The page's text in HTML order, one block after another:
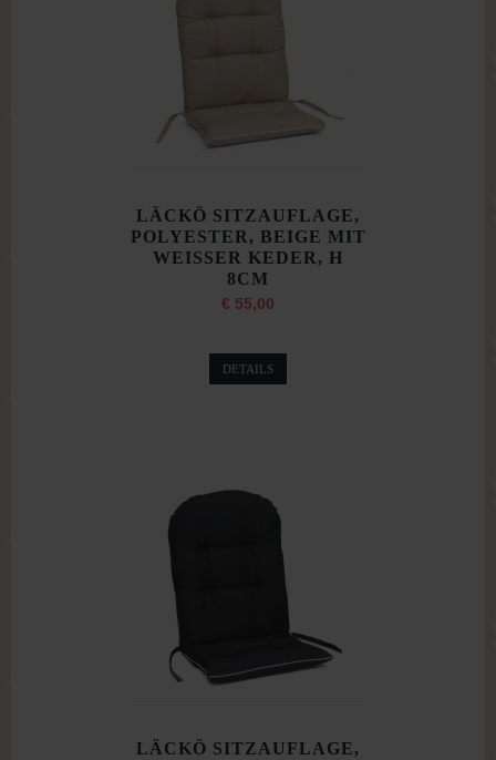
LÄCKÖ SITZAUFLAGE,
POLYESTER, BEIGE MIT
WEISSER KEDER, H
8CM
€ 55,00
DETAILS
LÄCKÖ SITZAUFLAGE,